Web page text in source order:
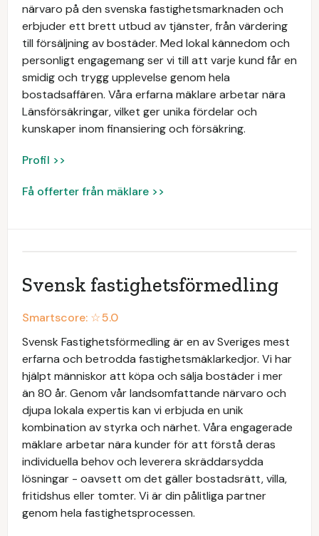
närvaro på den svenska fastighetsmarknaden och
erbjuder ett brett utbud av tjänster, från värdering
till försäljning av bostäder. Med lokal kännedom och
personligt engagemang ser vi till att varje kund får en
smidig och trygg upplevelse genom hela
bostadsaffären. Våra erfarna mäklare arbetar nära
Länsförsäkringar, vilket ger unika fördelar och
kunskaper inom finansiering och försäkring.
Profil >>
Få offerter från mäklare >>
Svensk fastighetsförmedling
Smartscore: ☆5.0
Svensk Fastighetsförmedling är en av Sveriges mest
erfarna och betrodda fastighetsmäklarkedjor. Vi har
hjälpt människor att köpa och sälja bostäder i mer
än 80 år. Genom vår landsomfattande närvaro och
djupa lokala expertis kan vi erbjuda en unik
kombination av styrka och närhet. Våra engagerade
mäklare arbetar nära kunder för att förstå deras
individuella behov och leverera skräddarsydda
lösningar - oavsett om det gäller bostadsrätt, villa,
fritidshus eller tomter. Vi är din pålitliga partner
genom hela fastighetsprocessen.